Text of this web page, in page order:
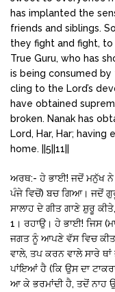
has implanted the
friends and siblings.
they fight and fight, to
True Guru, who has
is being consumed
cling to the Lord’s
have obtained
broken. Nanak has
Lord, Har, Har; having
home. ||5||11||
ਅਰਥ:- ਹੇ ਭਾਈ! ਜਦੋਂ ਮਨੁੱਖ ਨੇ
ਪੰਜੇ ਵਿਚੋਂ) ਬਚ ਗਿਆ। ਜਦੋਂ ਗੁਰੂ
ਸਾਲਾਹ ਦੇ ਗੀਤ ਗਾਣੇ ਸ਼ੁਰੂ
1। ਰਹਾਉ। ਹੇ ਭਾਈ! ਜਿਸ
ਜਗਤ ਨੂੰ ਆਪਣੇ ਵੱਸ ਵਿਚ
ਵਾਲੇ, ਤਪ ਕਰਨ ਵਾਲੇ ਸਾਰੇ
ਪਾਂਇਆਂ ਹੈ (ਕਿ ਉਸ ਦਾ
ਆ ਕੇ ਭਰਮਾਂਦੀ ਹੈ, ਤਦੋਂ ਨਾਹ